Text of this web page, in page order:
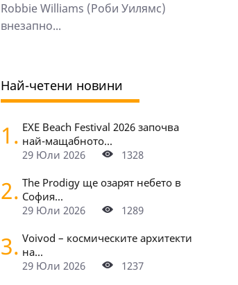
Robbie Williams (Роби Уилямс)
внезапно...
Най-четени новини
1. EXE Beach Festival 2026 започва
най-мащабното...
29 Юли 2026
1328
2. The Prodigy ще озарят небето в
София...
29 Юли 2026
1289
3. Voivod – космическите архитекти
на...
29 Юли 2026
1237